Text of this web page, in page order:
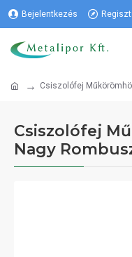
Bejelentkezés
Csiszolófej
Csiszolófej
Nagy